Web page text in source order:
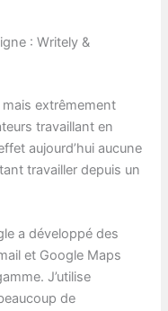
: Writely &
extrêmement
travaillant en
aujourd’hui aucune
travailler depuis un
a développé des
et Google Maps
J’utilise
de